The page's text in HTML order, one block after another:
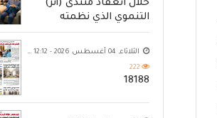
خلال انعقاد منتدى (أثر)
التنموي الذي نظمته
مؤسسة حضرموت
الثلاثاء, 04 أغسطس 2026 - 12:12 ص
222
18188